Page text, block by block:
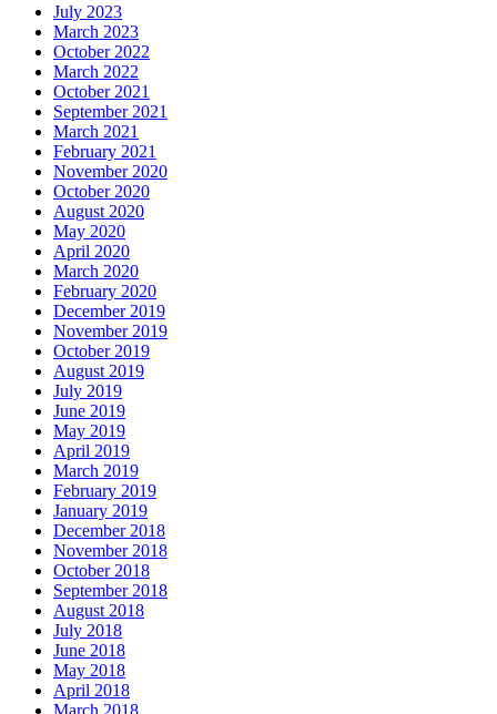
July 2023
March 2023
October 2022
March 2022
October 2021
September 2021
March 2021
February 2021
November 2020
October 2020
August 2020
May 2020
April 2020
March 2020
February 2020
December 2019
November 2019
October 2019
August 2019
July 2019
June 2019
May 2019
April 2019
March 2019
February 2019
January 2019
December 2018
November 2018
October 2018
September 2018
August 2018
July 2018
June 2018
May 2018
April 2018
March 2018